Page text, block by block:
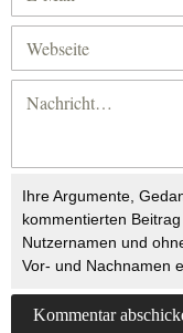
Ihre Argumente,
kommentierten
Nutzernamen und
Vor- und Nachnamen